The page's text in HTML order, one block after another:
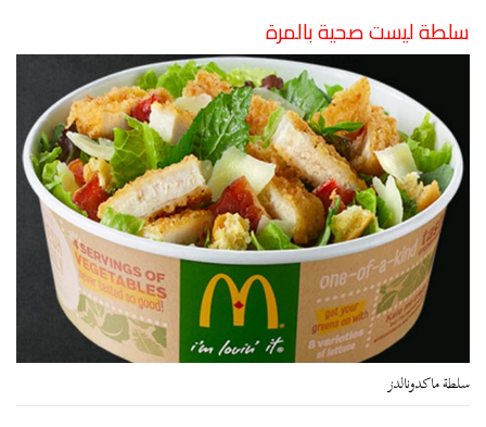
سلطة ليست صحية بالمرة
سلطة ماكدونالدز